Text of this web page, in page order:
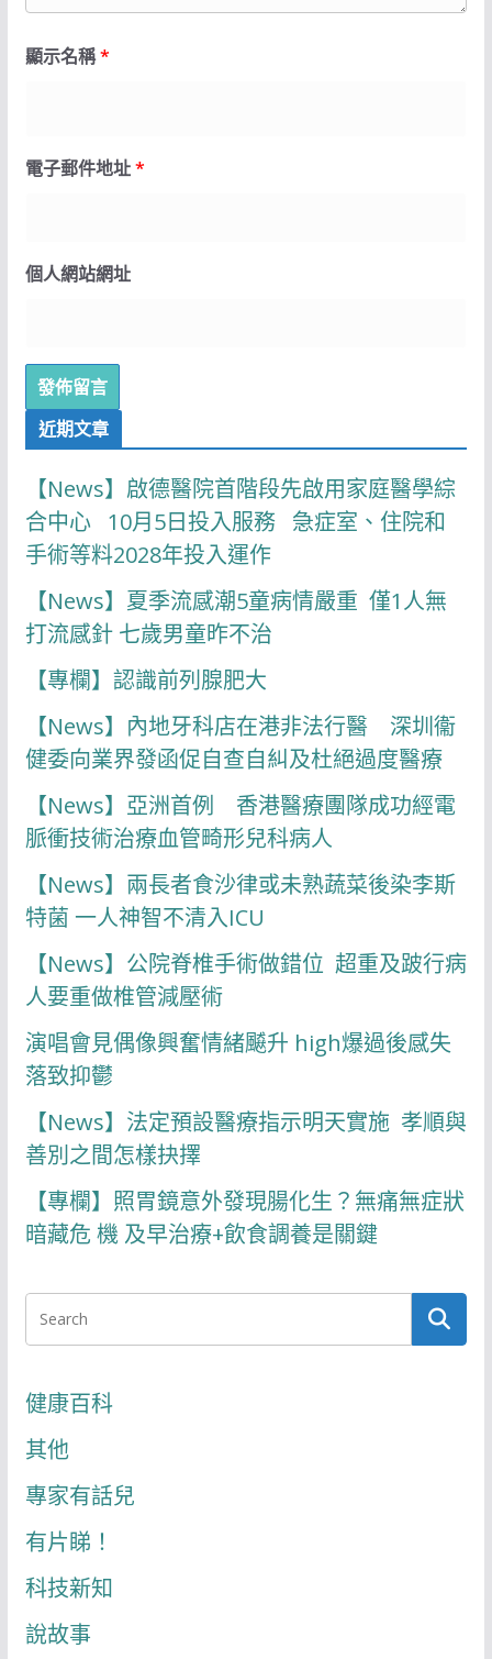
顯示名稱*
電子郵件地址*
個人網站網址
近期文章
【News】啟德醫院首階段先啟用家庭醫學綜
合中心 10月5日投入服務 急症室、住院和
手術等料2028年投入運作
【News】夏季流感潮5童病情嚴重 僅1人無
打流感針 七歲男童昨不治
【專欄】認識前列腺肥大
【News】內地牙科店在港非法行醫 深圳衞
健委向業界發函促自查自糾及杜絕過度醫療
【News】亞洲首例 香港醫療團隊成功經電
脈衝技術治療血管畸形兒科病人
【News】兩長者食沙律或未熟蔬菜後染李斯
特菌 一人神智不清入ICU
【News】公院脊椎手術做錯位 超重及跛行病
人要重做椎管減壓術
演唱會見偶像興奮情緒飇升 high爆過後感失
落致抑鬱
【News】法定預設醫療指示明天實施 孝順與
善別之間怎樣抉擇
【專欄】照胃鏡意外發現腸化生？無痛無症狀
暗藏危 機 及早治療+飲食調養是關鍵
健康百科
其他
專家有話兒
有片睇！
科技新知
說故事